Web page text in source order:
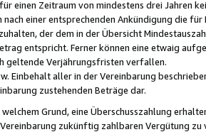
einen Zeitraum von mindestens drei Jahren
nach einer entsprechenden Ankündigung die
der dem in der Übersicht
entspricht. Ferner können eine etwaig
geltende Verjährungsfristen verfallen.
Einbehalt aller in der Vereinbarung
zustehenden Beträge dar.
Grund, eine Überschusszahlung
zukünftig zahlbaren Vergütung zu